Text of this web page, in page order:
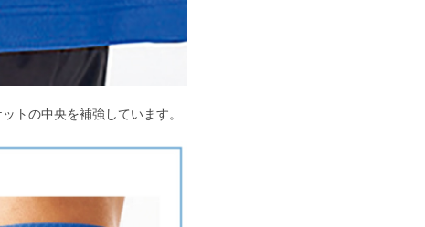
トの中央を補強しています。